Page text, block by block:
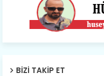
BIZI TAKIP ET